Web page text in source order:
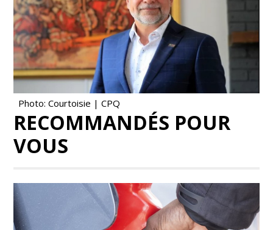
Photo: Courtoisie | CPQ
RECOMMANDÉS POUR
VOUS